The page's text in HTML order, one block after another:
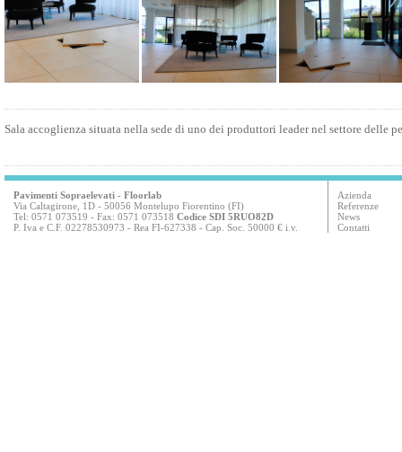
Sala accoglienza situata nella sede di uno dei produttori leader nel settore delle
Pavimenti Sopraelevati - Floorlab
Via Caltagirone, 1D - 50056 Montelupo Fiorentino (FI)
Tel: 0571 073519 - Fax: 0571 073518 Codice SDI 5RUO82D
P. Iva e C.F. 02278530973 - Rea FI-627338 - Cap. Soc. 50000 € i.v.
Azienda
Referenze
News
Contatti